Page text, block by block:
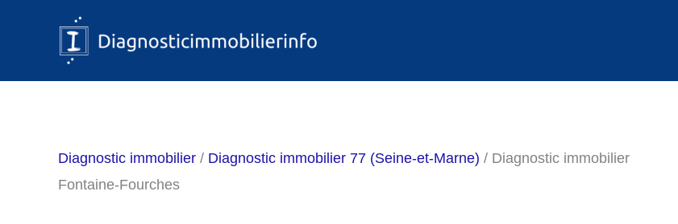
Diagnostic immobilier / Diagnostic immobilier 77 (Seine-et-Marne) / Diagnostic immobilier
Fontaine-Fourches